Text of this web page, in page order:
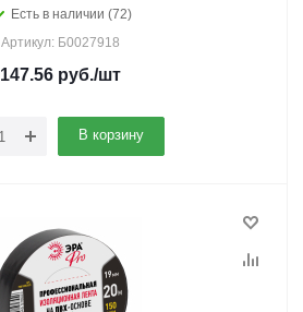
Есть в наличии (72)
Артикул: Б0027918
147.56руб./шт
В корзину